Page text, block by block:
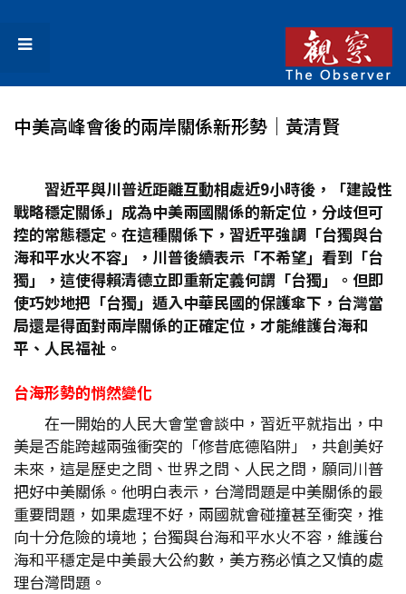
中美高峰會後的兩岸關係新形勢│黃清賢
習近平與川普近距離互動相處近9小時後，「建設性
戰略穩定關係」成為中美兩國關係的新定位，分歧但可
控的常態穩定。在這種關係下，習近平強調「台獨與台
海和平水火不容」，川普後續表示「不希望」看到「台
獨」，這使得賴清德立即重新定義何謂「台獨」。但即
使巧妙地把「台獨」遁入中華民國的保護傘下，台灣當
局還是得面對兩岸關係的正確定位，才能維護台海和
平、人民福祉。
台海形勢的悄然變化
在一開始的人民大會堂會談中，習近平就指出，中
美是否能跨越兩強衝突的「修昔底德陷阱」，共創美好
未來，這是歷史之問、世界之問、人民之問，願同川普
把好中美關係。他明白表示，台灣問題是中美關係的最
重要問題，如果處理不好，兩國就會碰撞甚至衝突，推
向十分危險的境地；台獨與台海和平水火不容，維護台
海和平穩定是中美最大公約數，美方務必慎之又慎的處
理台灣問題。